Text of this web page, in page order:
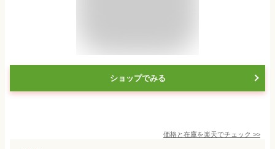
ショップでみる
価格と在庫を楽天でチェック >>